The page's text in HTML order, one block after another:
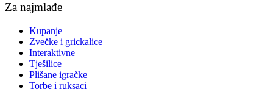
Za najmlađe
Kupanje
Zvečke i grickalice
Interaktivne
Tješilice
Plišane igračke
Torbe i ruksaci